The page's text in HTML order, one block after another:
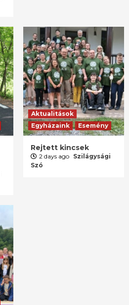
Aktualitások
Egyházaink
Esemény
Rejtett kincsek
2 days ago Szilágysági
Szó